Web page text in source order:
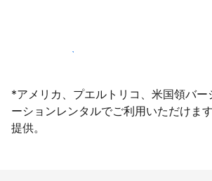
今すぐ掲載登録する
*アメリカ、プエルトリコ、米国領バー
ーションレンタルでご利用いただけま
提供。